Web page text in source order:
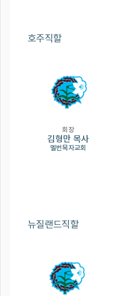
호주직할
회장
김형만 목사
멜번목자교회
뉴질랜드직할